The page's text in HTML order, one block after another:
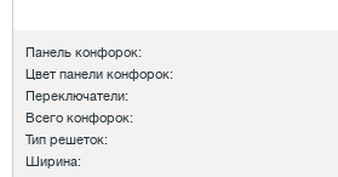
Панель конфорок:
Цвет панели конфорок:
Переключатели:
Всего конфорок:
Тип решеток:
Ширина: